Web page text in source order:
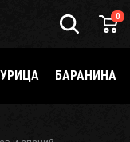
0
БАРАНИНА